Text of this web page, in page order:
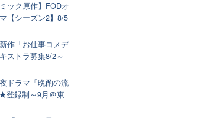
ック原作】FODオ
【シーズン2】8/5
作「お仕事コメデ
ストラ募集8/2～
ドラマ「晩酌の流
登録制～9月＠東